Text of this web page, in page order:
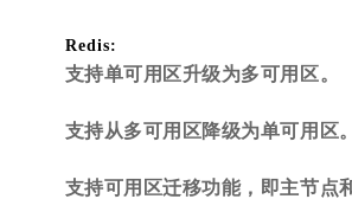
Redis:
支持单可用区升级为多可用区。
支持从多可用区降级为单可用区。
支持可用区迁移功能，即主节点